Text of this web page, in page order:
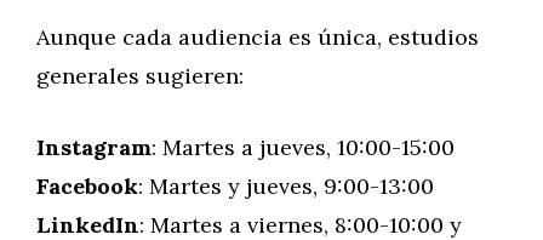
Aunque cada audiencia es única, estudios
generales sugieren:
Instagram: Martes a jueves, 10:00-15:00
Facebook: Martes y jueves, 9:00-13:00
LinkedIn: Martes a viernes, 8:00-10:00 y